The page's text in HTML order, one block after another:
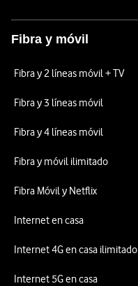
Fibra y móvil
Fibra y 2 líneas móvil + TV
Fibra y 3 líneas móvil
Fibra y 4 líneas móvil
Fibra y móvil ilimitado
Fibra Móvil y Netflix
Internet en casa
Internet 4G en casa ilimitado
Internet 5G en casa